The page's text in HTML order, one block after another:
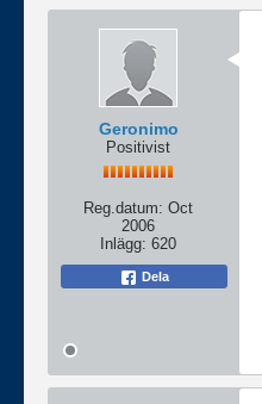
Geronimo
Positivist
Reg.datum: Oct
2006
Inlägg: 620
Dela